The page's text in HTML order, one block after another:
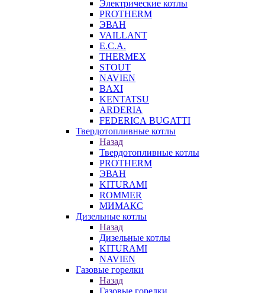
Электрические котлы
PROTHERM
ЭВАН
VAILLANT
E.C.A.
THERMEX
STOUT
NAVIEN
BAXI
KENTATSU
ARDERIA
FEDERICА BUGATTI
Твердотопливные котлы
Назад
Твердотопливные котлы
PROTHERM
ЭВАН
KITURAMI
ROMMER
МИМАКС
Дизельные котлы
Назад
Дизельные котлы
KITURAMI
NAVIEN
Газовые горелки
Назад
Газовые горелки